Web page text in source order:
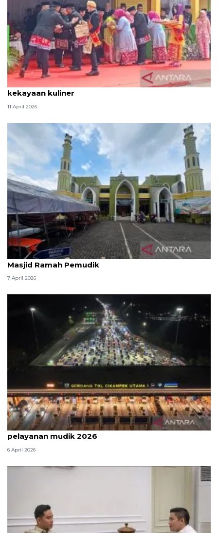
Tradisi hantaran Lebaran Betawi simbol bakti dan
kekayaan kuliner
11 April 2026
Kemenag: 3,5 juta orang manfaatkan layanan
Masjid Ramah Pemudik
7 April 2026
Survei: 88,8 persen responden puas dengan
pelayanan mudik 2026
6 April 2026